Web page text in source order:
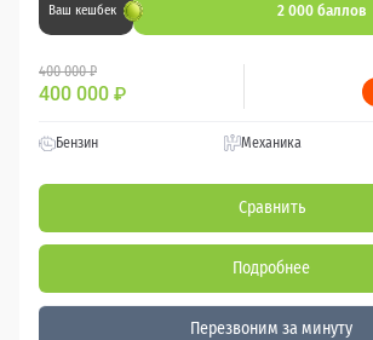
Ваш кешбек 2 000 баллов
400 000 ₽
400 000 ₽
Бензин Механика
Сравнить
Подробнее
Перезвоним за минуту